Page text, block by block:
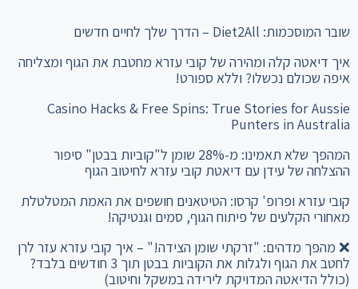
שובר המוסכמות: Diet2All – הדרך שלך לחיים חדשים
איך דיאטה קלה ומהירה של קובי עזרא מחטבת את הגוף ומצליחה
איפה שכולם נכשלו? וללא ספורט!
Casino Hacks & Free Spins: True Stories for Aussie
Punters in Australia
המהפך שלא תאמינו: מ-28% שומן ל"קוביות בבטן" סיפור
ההצלחה של עידן עם דיאטת קובי עזרא לחיטוב הגוף
קובי עזרא ופרופ' קרסו: הטיטאנים חושפים את האמת המטלטלת
מאחורי הקלעים של פיתוח הגוף, סמים וגנטיקה!
❌ מהפך מדהים: "זרקתי שומן הצידה!" – איך קובי עזרא עזר לרן
לחטב את הגוף ולגלות את הקוביות בבטן תוך 3 חודשים בלבד?
(כולל הדיאטה המדויקת לירידה במשקל וחיטוב)